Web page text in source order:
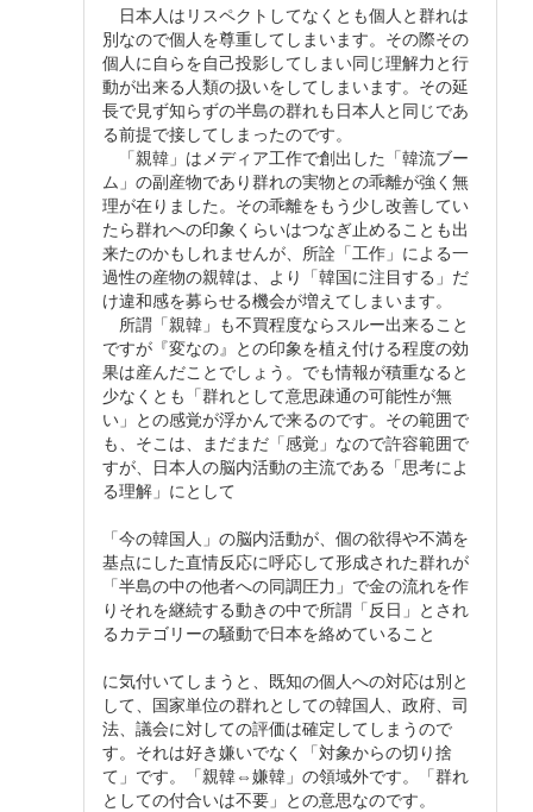
日本人はリスペクトしてなくとも個人と群れは
別なので個人を尊重してしまいます。その際その
個人に自らを自己投影してしまい同じ理解力と行
動が出来る人類の扱いをしてしまいます。その延
長で見ず知らずの半島の群れも日本人と同じであ
る前提で接してしまったのです。
「親韓」はメディア工作で創出した「韓流ブー
ム」の副産物であり群れの実物との乖離が強く無
理が在りました。その乖離をもう少し改善してい
たら群れへの印象くらいはつなぎ止めることも出
来たのかもしれませんが、所詮「工作」による一
過性の産物の親韓は、より「韓国に注目する」だ
け違和感を募らせる機会が増えてしまいます。
所謂「親韓」も不買程度ならスルー出来ること
ですが『変なの』との印象を植え付ける程度の効
果は産んだことでしょう。でも情報が積重なると
少なくとも「群れとして意思疎通の可能性が無
い」との感覚が浮かんで来るのです。その範囲で
も、そこは、まだまだ「感覚」なので許容範囲で
すが、日本人の脳内活動の主流である「思考によ
る理解」にとして
「今の韓国人」の脳内活動が、個の欲得や不満を
基点にした直情反応に呼応して形成された群れが
「半島の中の他者への同調圧力」で金の流れを作
りそれを継続する動きの中で所謂「反日」とされ
るカテゴリーの騒動で日本を絡めていること
に気付いてしまうと、既知の個人への対応は別と
して、国家単位の群れとしての韓国人、政府、司
法、議会に対しての評価は確定してしまうので
す。それは好き嫌いでなく「対象からの切り捨
て」です。「親韓⇔嫌韓」の領域外です。「群れ
としての付合いは不要」との意思なのです。